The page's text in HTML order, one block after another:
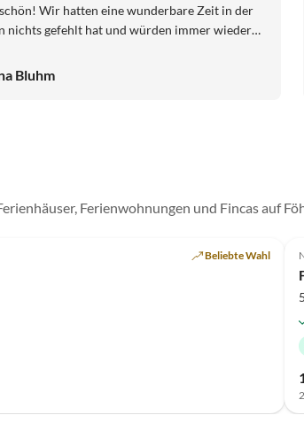
Wir hatten eine wunderbare Zeit in der
nichts gefehlt hat und würden immer wieder
Bluhm
Ferienwohnungen und Fincas auf
Beliebte Wahl